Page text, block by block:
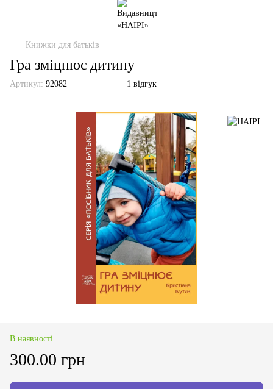
Книжки для батьків
Гра зміцнює дитину
Артикул: 92082 1 відгук
В наявності
300.00 грн